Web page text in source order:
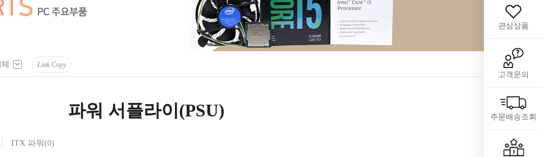
Link Copy
파워 서플라이(PSU)
ITX 파워 (0)
관심상품
고객문의
주문배송조회